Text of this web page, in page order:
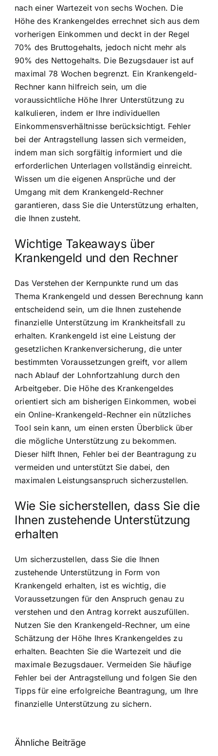
nach einer Wartezeit von sechs Wochen. Die
Höhe des Krankengeldes errechnet sich aus dem
vorherigen Einkommen und deckt in der Regel
70% des Bruttogehalts, jedoch nicht mehr als
90% des Nettogehalts. Die Bezugsdauer ist auf
maximal 78 Wochen begrenzt. Ein Krankengeld-
Rechner kann hilfreich sein, um die
voraussichtliche Höhe Ihrer Unterstützung zu
kalkulieren, indem er Ihre individuellen
Einkommensverhältnisse berücksichtigt. Fehler
bei der Antragstellung lassen sich vermeiden,
indem man sich sorgfältig informiert und die
erforderlichen Unterlagen vollständig einreicht.
Wissen um die eigenen Ansprüche und der
Umgang mit dem Krankengeld-Rechner
garantieren, dass Sie die Unterstützung erhalten,
die Ihnen zusteht.
Wichtige Takeaways über
Krankengeld und den Rechner
Das Verstehen der Kernpunkte rund um das
Thema Krankengeld und dessen Berechnung kann
entscheidend sein, um die Ihnen zustehende
finanzielle Unterstützung im Krankheitsfall zu
erhalten. Krankengeld ist eine Leistung der
gesetzlichen Krankenversicherung, die unter
bestimmten Voraussetzungen greift, vor allem
nach Ablauf der Lohnfortzahlung durch den
Arbeitgeber. Die Höhe des Krankengeldes
orientiert sich am bisherigen Einkommen, wobei
ein Online-Krankengeld-Rechner ein nützliches
Tool sein kann, um einen ersten Überblick über
die mögliche Unterstützung zu bekommen.
Dieser hilft Ihnen, Fehler bei der Beantragung zu
vermeiden und unterstützt Sie dabei, den
maximalen Leistungsanspruch sicherzustellen.
Wie Sie sicherstellen, dass Sie die
Ihnen zustehende Unterstützung
erhalten
Um sicherzustellen, dass Sie die Ihnen
zustehende Unterstützung in Form von
Krankengeld erhalten, ist es wichtig, die
Voraussetzungen für den Anspruch genau zu
verstehen und den Antrag korrekt auszufüllen.
Nutzen Sie den Krankengeld-Rechner, um eine
Schätzung der Höhe Ihres Krankengeldes zu
erhalten. Beachten Sie die Wartezeit und die
maximale Bezugsdauer. Vermeiden Sie häufige
Fehler bei der Antragstellung und folgen Sie den
Tipps für eine erfolgreiche Beantragung, um Ihre
finanzielle Unterstützung zu sichern.
Ähnliche Beiträge
Fragen zum